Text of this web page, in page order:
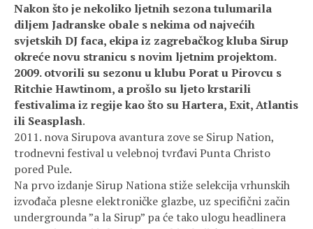
Nakon što je nekoliko ljetnih sezona tulumarila
diljem Jadranske obale s nekima od najvećih
svjetskih DJ faca, ekipa iz zagrebačkog kluba Sirup
okreće novu stranicu s novim ljetnim projektom.
2009. otvorili su sezonu u klubu Porat u Pirovcu s
Ritchie Hawtinom, a prošlo su ljeto krstarili
festivalima iz regije kao što su Hartera, Exit, Atlantis
ili Seasplash.
2011. nova Sirupova avantura zove se Sirup Nation,
trodnevni festival u velebnoj tvrđavi Punta Christo
pored Pule.
Na prvo izdanje Sirup Nationa stiže selekcija vrhunskih
izvođača plesne elektroničke glazbe, uz specifični začin
undergrounda ”a la Sirup” pa će tako ulogu headlinera